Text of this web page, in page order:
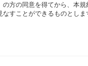
方の同意を得てから、本
すことができるものとしま